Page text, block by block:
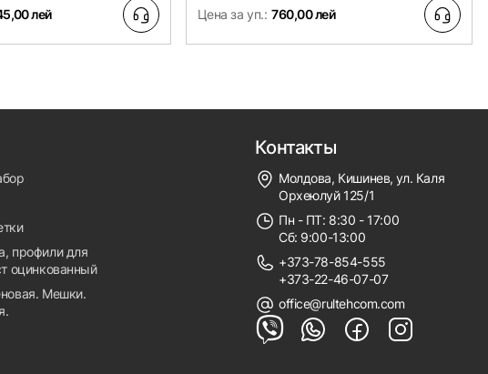
лей Цена за уп.: 760,00 лей
профили для
оцинкованный
Мешки.
Контакты
Молдова, Кишинев, ул. Каля
Орхеюлуй 125/1
Пн - ПТ: 8:30 - 17:00
Сб: 9:00-13:00
+373-78-854-555
+373-22-46-07-07
office@rultehcom.com